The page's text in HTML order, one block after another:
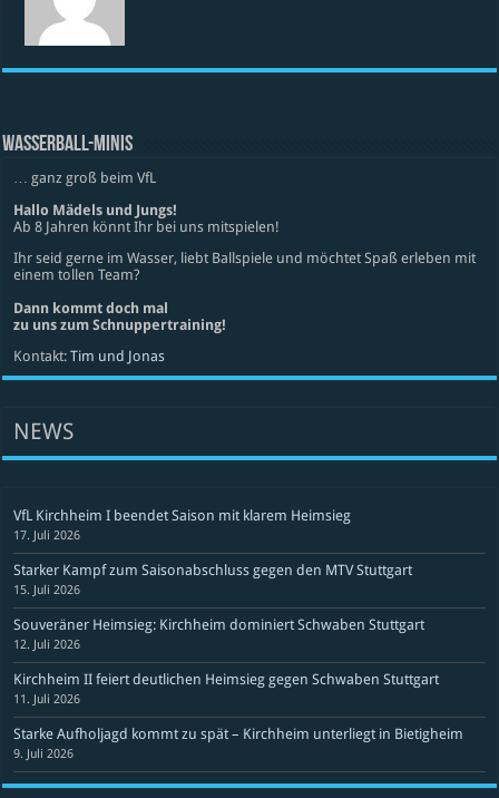
WASSERBALL-MINIS
… ganz groß beim VfL
Hallo Mädels und Jungs!
Ab 8 Jahren könnt Ihr bei uns mitspielen!
Ihr seid gerne im Wasser, liebt Ballspiele und möchtet Spaß erleben mit
einem tollen Team?
Dann kommt doch mal
zu uns zum Schnuppertraining!
Kontakt:Tim und Jonas
NEWS
VfL Kirchheim I beendet Saison mit klarem Heimsieg
17. Juli 2026
Starker Kampf zum Saisonabschluss gegen den MTV Stuttgart
15. Juli 2026
Souveräner Heimsieg: Kirchheim dominiert Schwaben Stuttgart
12. Juli 2026
Kirchheim II feiert deutlichen Heimsieg gegen Schwaben Stuttgart
11. Juli 2026
Starke Aufholjagd kommt zu spät – Kirchheim unterliegt in Bietigheim
9. Juli 2026